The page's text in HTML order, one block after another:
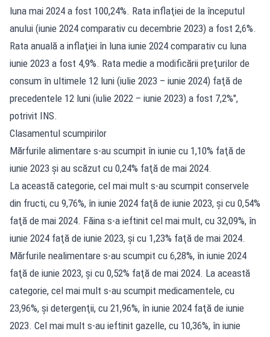
luna mai 2024 a fost 100,24%. Rata inflaţiei de la începutul
anului (iunie 2024 comparativ cu decembrie 2023) a fost 2,6%.
Rata anuală a inflaţiei în luna iunie 2024 comparativ cu luna
iunie 2023 a fost 4,9%. Rata medie a modificării preţurilor de
consum în ultimele 12 luni (iulie 2023 – iunie 2024) faţă de
precedentele 12 luni (iulie 2022 – iunie 2023) a fost 7,2%",
potrivit INS.
Clasamentul scumpirilor
Mărfurile alimentare s-au scumpit în iunie cu 1,10% faţă de
iunie 2023 şi au scăzut cu 0,24% faţă de mai 2024.
La această categorie, cel mai mult s-au scumpit conservele
din fructi, cu 9,76%, în iunie 2024 faţă de iunie 2023, şi cu 0,54%
faţă de mai 2024. Făina s-a ieftinit cel mai mult, cu 32,09%, în
iunie 2024 faţă de iunie 2023, şi cu 1,23% faţă de mai 2024.
Mărfurile nealimentare s-au scumpit cu 6,28%, în iunie 2024
faţă de iunie 2023, şi cu 0,52% faţă de mai 2024. La această
categorie, cel mai mult s-au scumpit medicamentele, cu
23,96%, şi detergenţii, cu 21,96%, în iunie 2024 faţă de iunie
2023. Cel mai mult s-au ieftinit gazelle, cu 10,36%, în iunie